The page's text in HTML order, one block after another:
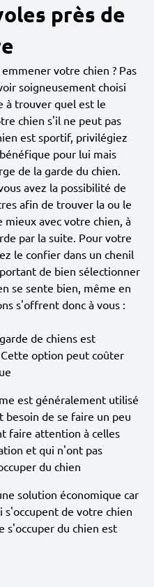
près de
votre chien ? Pas
soigneusement choisi
à trouver quel est le
chien s'il ne peut pas
est sportif, privilégiez
pour lui mais
de la garde du chien.
avez la possibilité de
afin de trouver la ou le
avec votre chien, à
par la suite. Pour votre
le confier dans un chenil
de bien sélectionner
se sente bien, même en
s'offrent donc à vous :
de chiens est
option peut coûter
est généralement utilisé
besoin de se faire un peu
faire attention à celles
et qui n'ont pas
du chien
solution économique car
s'occupent de votre chien
s'occuper du chien est